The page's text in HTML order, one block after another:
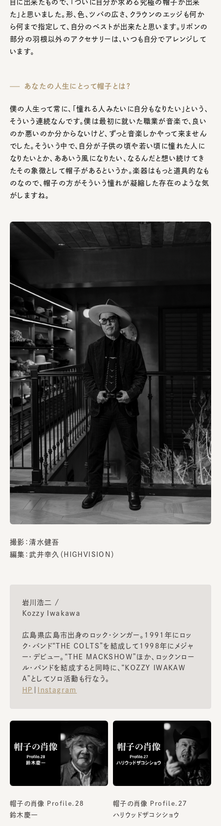
目に出来たもので、「ついに自分が求める究極の帽子が出来
た」と思いました。形、色、ツバの広さ、クラウンのエッジも何か
ら何まで指定して、自分のベストが出来たと思います。リボンの
部分の羽根以外のアクセサリーは、いつも自分でアレンジして
います。
あなたの人生にとって帽子とは？
僕の人生って常に、「憧れる人みたいに自分もなりたい」という、
そういう連続なんです。僕は最初に就いた職業が音楽で、良い
のか悪いのか分からないけど、ずっと音楽しかやって来ません
でした。そういう中で、自分が子供の頃や若い頃に憧れた人に
なりたいとか、ああいう風になりたい、なるんだと想い続けてき
たその象徴として帽子があるというか。楽器はもっと道具的なも
のなので、帽子の方がそういう憧れが凝縮した存在のような気
がしますね。
撮影：清水健吾
編集：武井幸久（HIGHVISION）
岩川浩二 /
Kozzy Iwakawa
広島県広島市出身のロック・シンガー。1991年にロッ
ク・バンド“THE COLTS”を結成して1998年にメジャ
ー・デビュー。“THE MACKSHOW”ほか、ロックンロー
ル・バンドを結成すると同時に、“KOZZY IWAKAW
A”としてソロ活動も行なう。
HP
Instagram
帽子の肖像 Profile.28
鈴木慶一
帽子の肖像 Profile.27
ハリウッドザコシショウ